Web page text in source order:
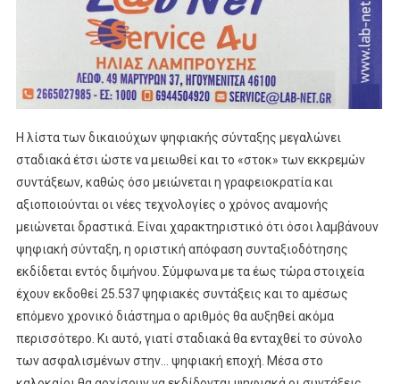
Η λίστα των δικαιούχων ψηφιακής σύνταξης μεγαλώνει
σταδιακά έτσι ώστε να μειωθεί και το «στοκ» των εκκρεμών
συντάξεων, καθώς όσο μειώνεται η γραφειοκρατία και
αξιοποιούνται οι νέες τεχνολογίες ο χρόνος αναμονής
μειώνεται δραστικά. Είναι χαρακτηριστικό ότι όσοι λαμβάνουν
ψηφιακή σύνταξη, η οριστική απόφαση συνταξιοδότησης
εκδίδεται εντός διμήνου. Σύμφωνα με τα έως τώρα στοιχεία
έχουν εκδοθεί 25.537 ψηφιακές συντάξεις και το αμέσως
επόμενο χρονικό διάστημα ο αριθμός θα αυξηθεί ακόμα
περισσότερο. Κι αυτό, γιατί σταδιακά θα ενταχθεί το σύνολο
των ασφαλισμένων στην… ψηφιακή εποχή. Μέσα στο